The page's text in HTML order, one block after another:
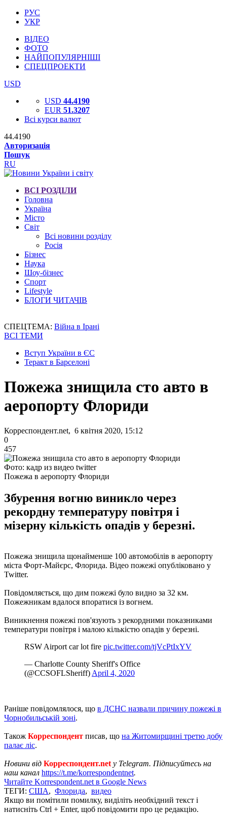
РУС
УКР
ВІДЕО
ФОТО
НАЙПОПУЛЯРНІШІ
СПЕЦПРОЕКТИ
USD
USD 44.4190
EUR 51.3207
Всі курси валют
44.4190
Авторизація
Пошук
RU
ВСІ РОЗДІЛИ
Головна
Україна
Місто
Світ
Всі новини розділу
Росія
Бізнес
Наука
Шоу-бізнес
Спорт
Lifestyle
БЛОГИ ЧИТАЧІВ
СПЕЦТЕМА: Війна в Ірані
ВСІ ТЕМИ
Вступ України в ЄС
Теракт в Барселоні
Пожежа знищила сто авто в
аеропорту Флориди
Корреспондент.net, 6 квітня 2020, 15:12
0
457
Фото: кадр из видео twitter
Пожежа в аеропорту Флориди
Збурення вогню виникло через
рекордну температуру повітря і
мізерну кількість опадів у березні.
Пожежа знищила щонайменше 100 автомобілів в аеропорту
міста Форт-Майєрс, Флорида. Відео пожежі опубліковано у
Twitter.
Повідомляється, що дим пожежі було видно за 32 км.
Пожежникам вдалося впоратися із вогнем.
Виникнення пожежі пов'язують з рекордними показниками
температури повітря і малою кількістю опадів у березні.
RSW Airport car lot fire pic.twitter.com/tjVcPtIxYV
— Charlotte County Sheriff's Office
(@CCSOFLSheriff) April 4, 2020
Раніше повідомлялося, що в ДСНС назвали причину пожежі в
Чорнобильській зоні.
Також Корреспондент писав, що на Житомирщині третю добу
палає ліс.
Новини від Корреспондент.net у Telegram. Підписуйтесь на
наш канал https://t.me/korrespondentnet.
Читайте Korrespondent.net в Google News
ТЕГИ: США, Флорида, видео
Якщо ви помітили помилку, виділіть необхідний текст і
натисніть Ctrl + Enter, щоб повідомити про це редакцію.